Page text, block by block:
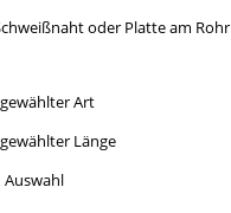
oder Platte am Rohr
Art
Länge
Auswahl